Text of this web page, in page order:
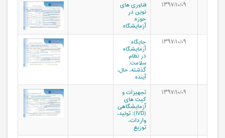
۱۳۹۷/۱۰/۰۹
فناوری های
نوین در
حوزه
آزمایشگاه
۱۳۹۷/۱۰/۰۹
جایگاه
آزمایشگاه
در نظام
سلامت:
گذشته، حال،
آینده
۱۳۹۷/۱۰/۰۹
تجهیزات و
کیت های
آزمایشگاهی
(IVD): تولید،
واردات،
توزیع